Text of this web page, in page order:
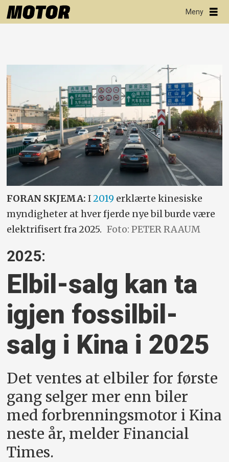
FORAN SKJEMA: I2019 erklærte kinesiske
myndigheter at hver fjerde nye bil burde være
elektrifisert fra 2025. Foto: PETER RAAUM
2025:
Elbil-salg kan ta
igjen fossilbil-
salg i Kina i 2025
Det ventes at elbiler for første
gang selger mer enn biler
med forbrenningsmotor i Kina
neste år, melder Financial
Times.